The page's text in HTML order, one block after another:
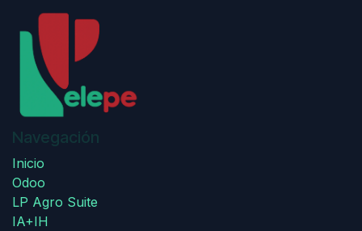
Navegación
Inicio
Odoo
LP Agro Suite
IA+IH